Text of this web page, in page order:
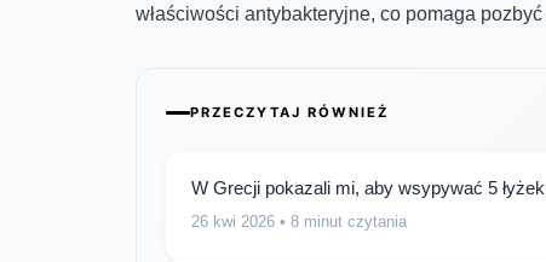
właściwości antybakteryjne, co pomaga
PRZECZYTAJ RÓWNIEŻ
W Grecji pokazali mi, aby wsypywać 5
26 kwi 2026 • 8 minut czytania